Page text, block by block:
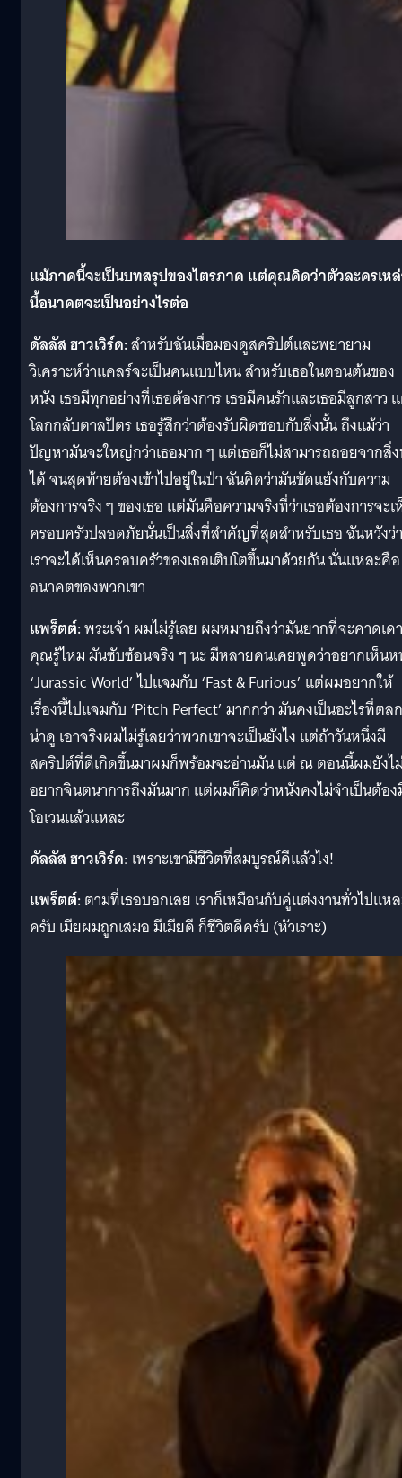
แม้ภาคนี้จะเป็นบทสรุปของไตรภาค แต่คุณคิดว่าตัวละครเห
นี้อนาคตจะเป็นอย่างไรต่อ
ดัลลัส ฮาวเวิร์ด:สำหรับฉันเมื่อมองดูสคริปต์และพยายาม
วิเคราะห์ว่าแคลร์จะเป็นคนแบบไหน สำหรับเธอในตอนต้นของ
หนัง เธอมีทุกอย่างที่เธอต้องการ เธอมีคนรักและเธอมีลูกสาว
โลกกลับตาลปัตร เธอรู้สึกว่าต้องรับผิดชอบกับสิ่งนั้น ถึงแม้ว่า
ปัญหามันจะใหญ่กว่าเธอมาก ๆ แต่เธอก็ไม่สามารถถอยจากสิ่
ได้ จนสุดท้ายต้องเข้าไปอยู่ในป่า ฉันคิดว่ามันขัดแย้งกับความ
ต้องการจริง ๆ ของเธอ แต่มันคือความจริงที่ว่าเธอต้องการจะ
ครอบครัวปลอดภัยนั่นเป็นสิ่งที่สำคัญที่สุดสำหรับเธอ ฉันหวังว่า
เราจะได้เห็นครอบครัวของเธอเติบโตขึ้นมาด้วยกัน นั่นแหละคือ
อนาคตของพวกเขา
แพร็ตต์:พระเจ้า ผมไม่รู้เลย ผมหมายถึงว่ามันยากที่จะคาดเดา
คุณรู้ไหม มันซับซ้อนจริง ๆ นะ มีหลายคนเคยพูดว่าอยากเห็น
‘Jurassic World’ ไปแจมกับ ‘Fast & Furious’ แต่ผมอยากให้
เรื่องนี้ไปแจมกับ ‘Pitch Perfect’ มากกว่า มันคงเป็นอะไรที่ตลก
น่าดู เอาจริงผมไม่รู้เลยว่าพวกเขาจะเป็นยังไง แต่ถ้าวันหนึ่งมี
สคริปต์ที่ดีเกิดขึ้นมาผมก็พร้อมจะอ่านมัน แต่ ณ ตอนนี้ผมยังไ
อยากจินตนาการถึงมันมาก แต่ผมก็คิดว่าหนังคงไม่จำเป็นต้อ
โอเวนแล้วแหละ
ดัลลัส ฮาวเวิร์ด: เพราะเขามีชีวิตที่สมบูรณ์ดีแล้วไง!
แพร็ตต์:ตามที่เธอบอกเลย เราก็เหมือนกับคู่แต่งงานทั่วไปแห
ครับ เมียผมถูกเสมอ มีเมียดี ก็ชีวิตดีครับ (หัวเราะ)